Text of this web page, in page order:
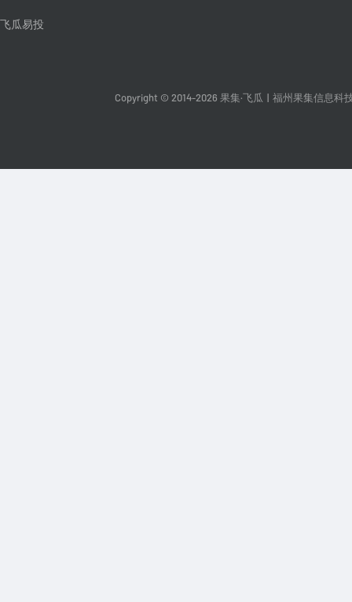
飞瓜易投
Copyright © 2014-2026 果集·飞瓜 福州果集信息科